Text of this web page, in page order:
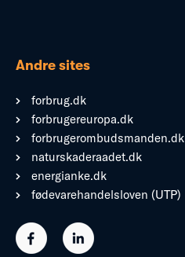
Andre sites
forbrug.dk
forbrugereuropa.dk
forbrugerombudsmanden.dk
naturskaderaadet.dk
energianke.dk
fødevarehandelsloven (UTP)